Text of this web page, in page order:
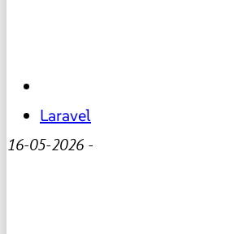
Laravel
16-05-2026 -